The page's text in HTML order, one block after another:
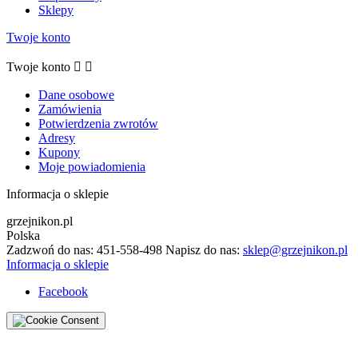
Sklepy
Twoje konto
Twoje konto  
Dane osobowe
Zamówienia
Potwierdzenia zwrotów
Adresy
Kupony
Moje powiadomienia
Informacja o sklepie
grzejnikon.pl
Polska
Zadzwoń do nas: 451-558-498 Napisz do nas: sklep@grzejnikon.pl
Informacja o sklepie
Facebook